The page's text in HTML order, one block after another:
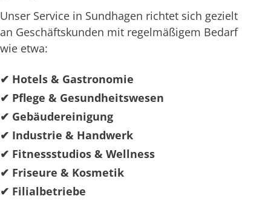
Unser Service in Sundhagen richtet sich gezielt
an Geschäftskunden mit regelmäßigem Bedarf
wie etwa:
✔ Hotels & Gastronomie
✔ Pflege & Gesundheitswesen
✔ Gebäudereinigung
✔ Industrie & Handwerk
✔ Fitnessstudios & Wellness
✔ Friseure & Kosmetik
✔ Filialbetriebe